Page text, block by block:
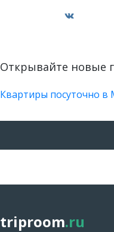
Открывайте новые
Квартиры посуточно в
triproom.ru